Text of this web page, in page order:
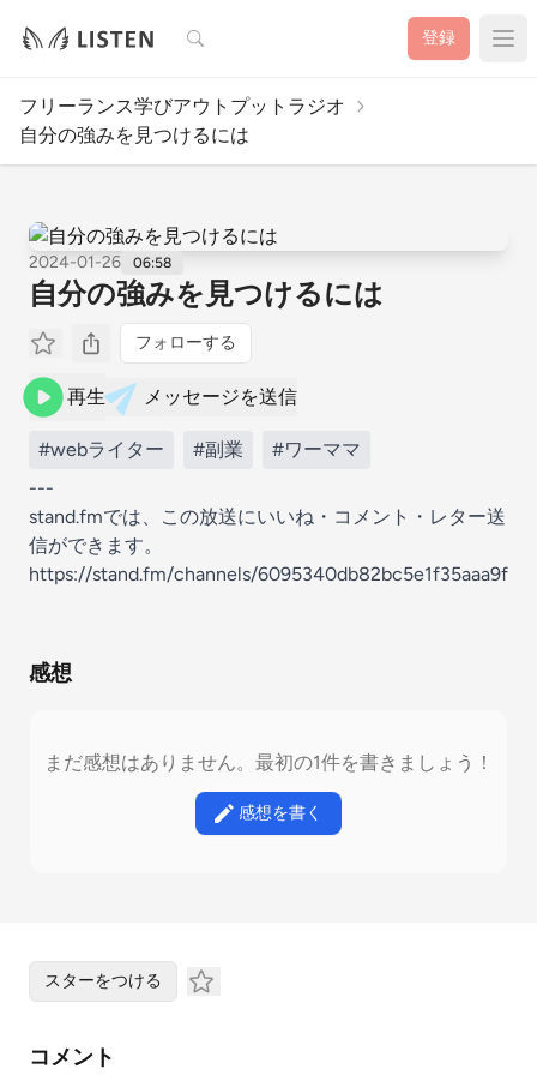
検索 登録
フリーランス学びアウトプットラジオ
自分の強みを見つけるには
2024-01-26 06:58
自分の強みを見つけるには
フォローする
再生 メッセージを送信
#webライター #副業
#ワーママ
---
stand.fmでは、この放送にいいね・コメント・レター送
信ができます。
https://stand.fm/channels/6095340db82bc5e1f35aaa9f
感想
まだ感想はありません。最初の1件を書きましょう！
感想を書く
スターをつける
コメント